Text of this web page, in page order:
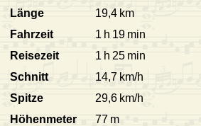
Länge
19,4 km
Fahrzeit
1 h 19 min
Reisezeit
1 h 25 min
Schnitt
14,7 km/h
Spitze
29,6 km/h
Höhenmeter
77 m